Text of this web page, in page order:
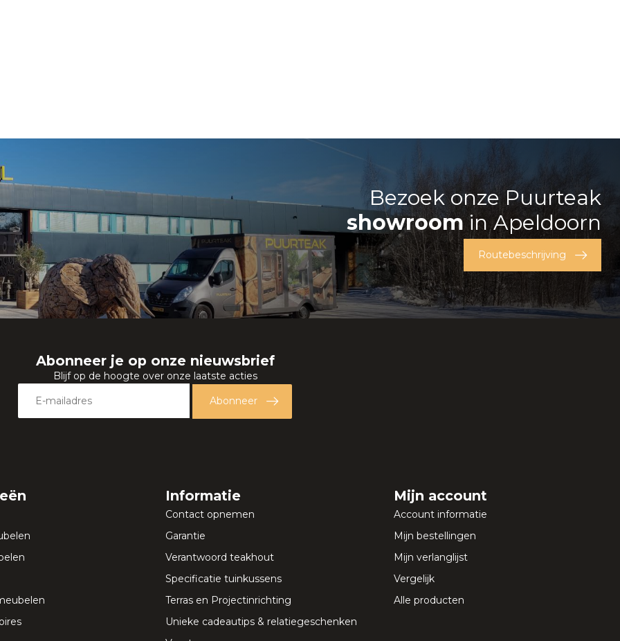
Bezoek onze Puurteak
showroomin Apeldoorn
Routebeschrijving
Abonneer je op onze nieuwsbrief
Blijf op de hoogte over onze laatste acties
Abonneer
Informatie
Contact opnemen
Garantie
Verantwoord teakhout
Specificatie tuinkussens
Terras en Projectinrichting
Unieke cadeautips & relatiegeschenken
Mijn account
Account informatie
Mijn bestellingen
Mijn verlanglijst
Vergelijk
Alle producten